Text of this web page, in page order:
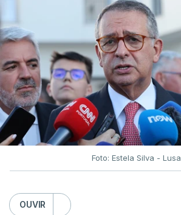
Foto: Estela Silva - Lusa
OUVIR